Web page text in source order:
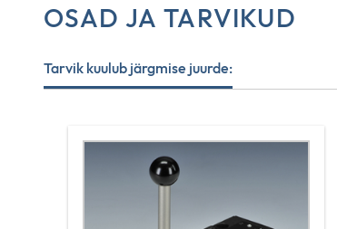
OSAD JA TARVIKUD
Tarvik kuulub järgmise juurde: